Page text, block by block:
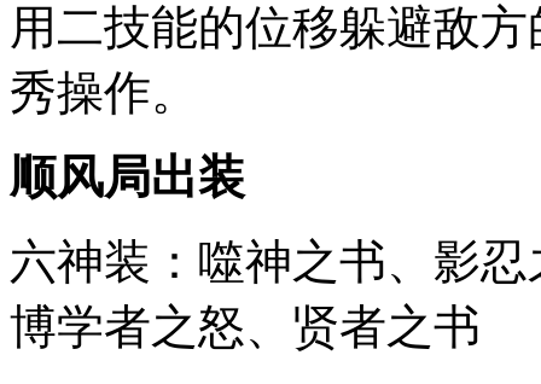
用二技能的位移躲避敌
秀操作。
顺风局出装
六神装：噬神之书、影
博学者之怒、贤者之书